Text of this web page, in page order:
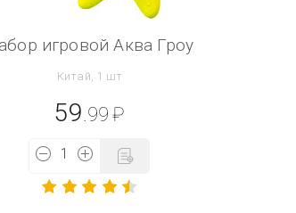
игровой Аква Гроу
Китай, 1 шт
59 .99 ₽